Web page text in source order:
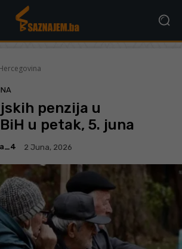
penzija u
u petak, 5. juna
2 Juna, 2026